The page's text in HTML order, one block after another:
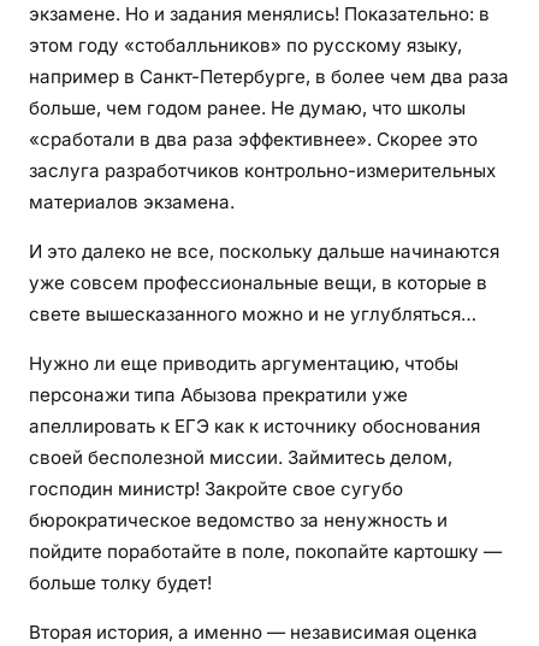
экзамене. Но и задания менялись! Показательно: в
этом году «стобалльников» по русскому языку,
например в Санкт-Петербурге, в более чем два раза
больше, чем годом ранее. Не думаю, что школы
«сработали в два раза эффективнее». Скорее это
заслуга разработчиков контрольно-измерительных
материалов экзамена.
И это далеко не все, поскольку дальше начинаются
уже совсем профессиональные вещи, в которые в
свете вышесказанного можно и не углубляться…
Нужно ли еще приводить аргументацию, чтобы
персонажи типа Абызова прекратили уже
апеллировать к ЕГЭ как к источнику обоснования
своей бесполезной миссии. Займитесь делом,
господин министр! Закройте свое сугубо
бюрократическое ведомство за ненужность и
пойдите поработайте в поле, покопайте картошку —
больше толку будет!
Вторая история, а именно — независимая оценка